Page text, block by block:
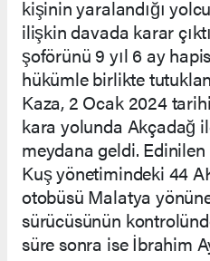
kişinin yaralandığı
ilişkin davada karar
şoförünü 9 yıl 6 ay
hükümle birlikte
Kaza, 2 Ocak 2024
kara yolunda Akçadağ
meydana geldi.
Kuş yönetimindeki 44
otobüsü Malatya
sürücüsünün
süre sonra ise İbrahim